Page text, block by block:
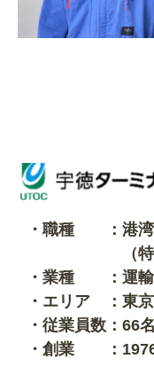
・職種 ：港湾
（特殊車
・業種 ：運輸
・エリア ：東
・従業員数：66名
・創業 ：